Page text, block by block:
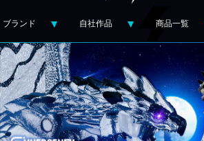
ブランド 自社作品 商品一覧